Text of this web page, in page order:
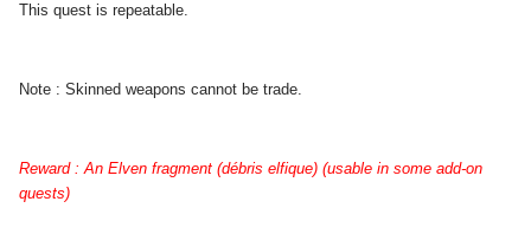
This quest is repeatable.
Note : Skinned weapons cannot be trade.
Reward : An Elven fragment (débris elfique) (usable in some add-on
quests)